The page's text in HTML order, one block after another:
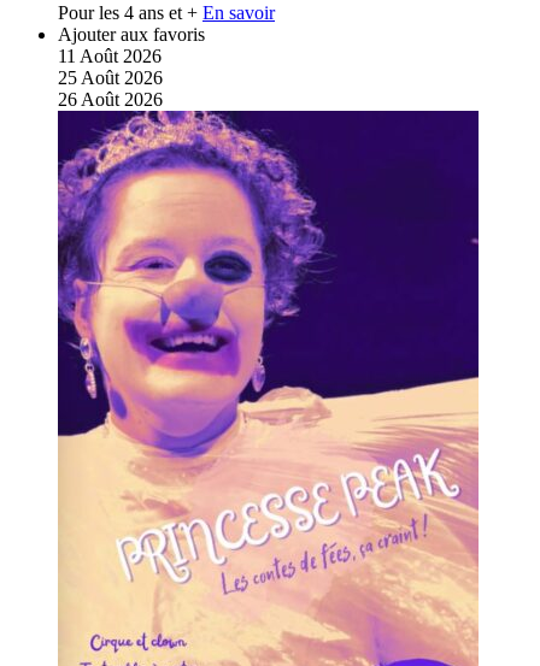
Pour les 4 ans et + En savoir
Ajouter aux favoris
11 Août 2026
25 Août 2026
26 Août 2026